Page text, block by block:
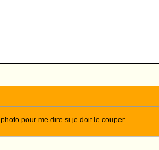
pour me dire si je doit le couper.